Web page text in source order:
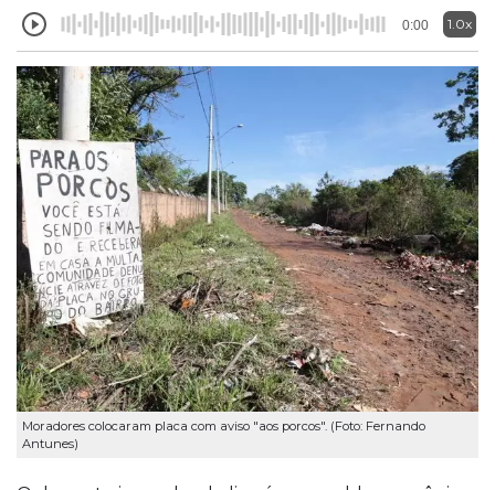
0:00 1.0x
Moradores colocaram placa com aviso "aos porcos". (Foto: Fernando
Antunes)